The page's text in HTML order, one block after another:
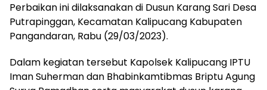
Perbaikan ini dilaksanakan di Dusun Karang Sari Desa
Putrapinggan, Kecamatan Kalipucang Kabupaten
Pangandaran, Rabu (29/03/2023).
Dalam kegiatan tersebut Kapolsek Kalipucang IPTU
Iman Suherman dan Bhabinkamtibmas Briptu Agung